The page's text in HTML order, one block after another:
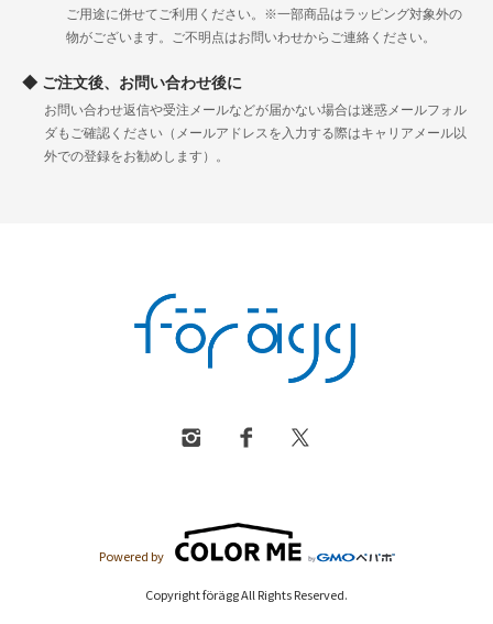
ご用途に併せてご利用ください。※一部商品はラッピング対象外の
物がございます。ご不明点はお問いわせからご連絡ください。
ご注文後、お問い合わせ後に
お問い合わせ返信や受注メールなどが届かない場合は迷惑メールフォル
ダもご確認ください（メールアドレスを入力する際はキャリアメール以
外での登録をお勧めします）。
Powered by
Copyright förägg All Rights Reserved.